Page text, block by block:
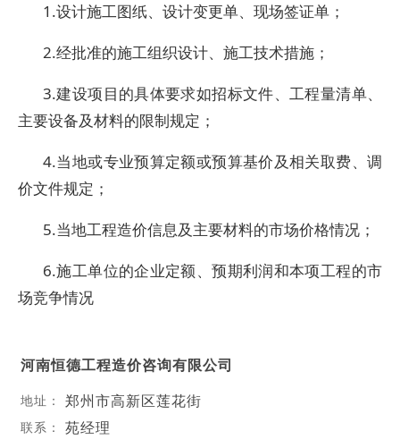
1.设计施工图纸、设计变更单、现场签证单；
2.经批准的施工组织设计、施工技术措施；
3.建设项目的具体要求如招标文件、工程量清单、
主要设备及材料的限制规定；
4.当地或专业预算定额或预算基价及相关取费、调
价文件规定；
5.当地工程造价信息及主要材料的市场价格情况；
6.施工单位的企业定额、预期利润和本项工程的市
场竞争情况
河南恒德工程造价咨询有限公司
地址： 郑州市高新区莲花街
联系： 苑经理